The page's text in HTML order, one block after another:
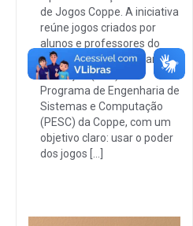
de Jogos Coppe. A iniciativa
reúne jogos criados por
alunos e professores do
Programa de Engenharia de
Produção (PEP) e do
Programa de Engenharia de
Sistemas e Computação
(PESC) da Coppe, com um
objetivo claro: usar o poder
dos jogos […]